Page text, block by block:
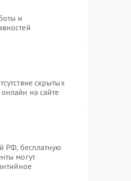
и
скрытых
на сайте
РФ, бесплатную
могут